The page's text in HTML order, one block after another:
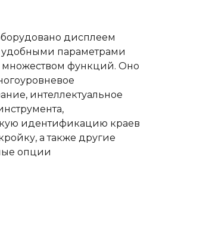
дисплеем
удобными параметрами
множеством функций. Оно
интеллектуальное
идентификацию краев
а также другие
опции